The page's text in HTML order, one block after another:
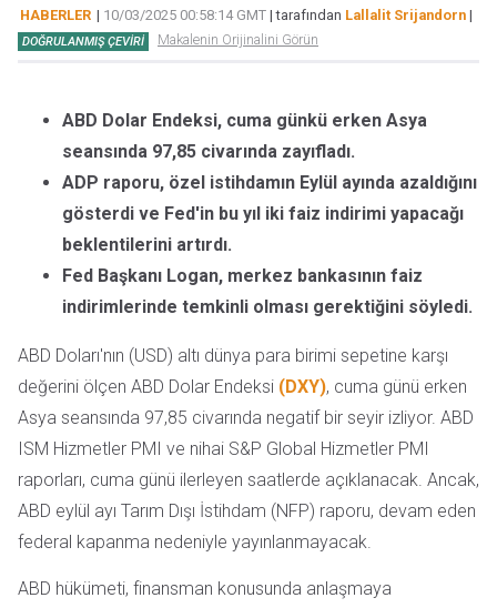
HABERLER | 10/03/2025 00:58:14 GMT | tarafından Lallalit Srijandorn |
DOĞRULANMIŞ ÇEVIRI Makalenin Orijinalini Görün
ABD Dolar Endeksi, cuma günkü erken Asya
seansında 97,85 civarında zayıfladı.
ADP raporu, özel istihdamın Eylül ayında azaldığını
gösterdi ve Fed'in bu yıl iki faiz indirimi yapacağı
beklentilerini artırdı.
Fed Başkanı Logan, merkez bankasının faiz
indirimlerinde temkinli olması gerektiğini söyledi.
ABD Doları'nın (USD) altı dünya para birimi sepetine karşı
değerini ölçen ABD Dolar Endeksi (DXY), cuma günü erken
Asya seansında 97,85 civarında negatif bir seyir izliyor. ABD
ISM Hizmetler PMI ve nihai S&P Global Hizmetler PMI
raporları, cuma günü ilerleyen saatlerde açıklanacak. Ancak,
ABD eylül ayı Tarım Dışı İstihdam (NFP) raporu, devam eden
federal kapanma nedeniyle yayınlanmayacak.
ABD hükümeti, finansman konusunda anlaşmaya